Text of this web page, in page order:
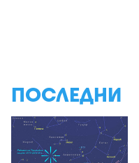
ПОСЛЕДНИ